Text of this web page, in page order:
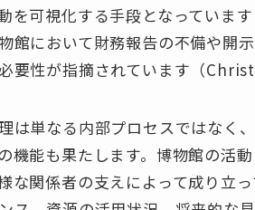
を可視化する手段となってい
館において財務報告の不備や開
要性が指摘されています（
は単なる内部プロセスではなく
機能も果たします。博物館の活
な関係者の支えによって成り立